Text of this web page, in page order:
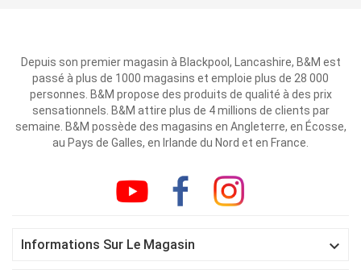
Depuis son premier magasin à Blackpool, Lancashire, B&M est
passé à plus de 1000 magasins et emploie plus de 28 000
personnes. B&M propose des produits de qualité à des prix
sensationnels. B&M attire plus de 4 millions de clients par
semaine. B&M possède des magasins en Angleterre, en Écosse,
au Pays de Galles, en Irlande du Nord et en France.
Informations Sur Le Magasin 